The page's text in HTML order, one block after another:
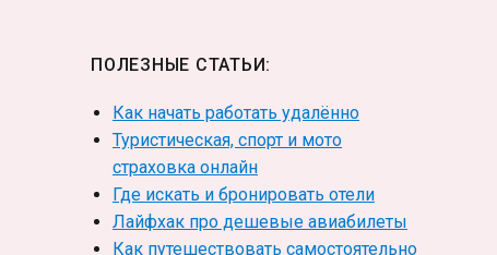
ПОЛЕЗНЫЕ СТАТЬИ:
Как начать работать удалённо
Туристическая, спорт и мото
страховка онлайн
Где искать и бронировать отели
Лайфхак про дешевые авиабилеты
Как путешествовать самостоятельно